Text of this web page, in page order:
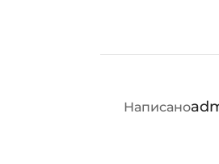
АВТОР
Написано